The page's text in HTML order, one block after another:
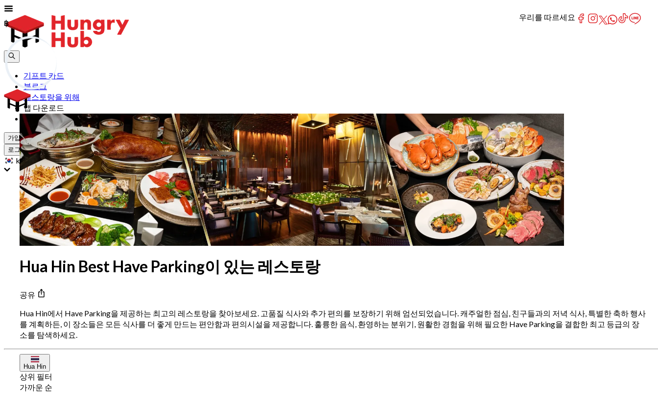
기프트 카드
블로그
레스토랑을 위해
앱 다운로드
도움
가입하기
로그인
kr
Hua Hin Best Have Parking이 있는 레스토랑
공유
Hua Hin에서 Have Parking을 제공하는 최고의 레스토랑을 찾아보세요. 고품질 식사와 추가 편의를 보장하기 위해 엄선되었습니다. 캐주얼한 점심, 친구들과의 저녁 식사, 특별한 축하 행사
를 계획하든, 이 장소들은 모든 식사를 더 좋게 만드는 편안함과 편의시설을 제공합니다. 훌륭한 음식, 환영하는 분위기, 원활한 경험을 위해 필요한 Have Parking을 결합한 최고 등급의 장
소를 탐색하세요.
Hua Hin
상위 필터
가까운 순
฿
฿
우리를 따르세요